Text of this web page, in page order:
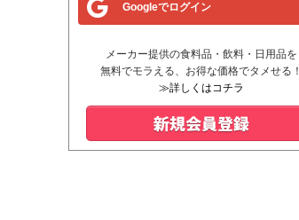
Googleでログイン
メーカー提供の食料品・飲料・日用品を
無料でモラえる、お得な価格でタメせる！
≫詳しくはコチラ